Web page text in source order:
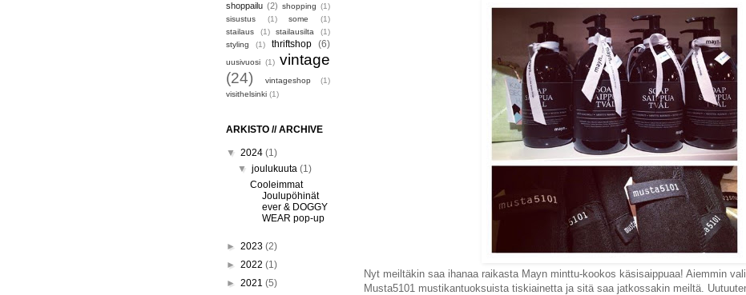
Nyt meiltäkin saa ihanaa raikasta Mayn minttu-kookos käsisaippuaa! Aiemmin
Musta5101 mustikantuoksuista tiskiainetta ja sitä saa jatkossakin meiltä.
shoppailu (2) shopping (1)
sisustus
(1) some
(1)
stailaus
(1) stailausilta
(1)
styling
(1) thriftshop (6)
uusivuosi (1) vintage
(24)
vintageshop
(1)
visithelsinki (1)
ARKISTO // ARCHIVE
▼ 2024 (1)
▼joulukuuta(1)
Cooleimmat
Joulupöhinät
ever & DOGGY
WEAR pop-up
► 2023 (2)
► 2022 (1)
► 2021 (5)